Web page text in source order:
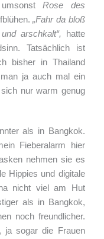
umsonstRose des
„Fahr da bloß
arschkalt“,
hatte
Tatsächlich ist
bisher in Thailand
ja auch mal ein
nur warm genug
als in Bangkok.
Fieberalarm hier
nehmen sie es
Hippies und digitale
nicht viel am Hut
als in Bangkok,
noch freundlicher.
ja sogar die Frauen